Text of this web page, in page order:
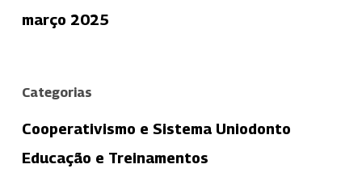
março 2025
Categorias
Cooperativismo e Sistema Uniodonto
Educação e Treinamentos